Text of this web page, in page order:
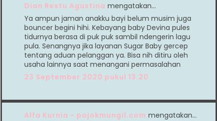
Dian Restu Agustina mengatakan…
Ya ampun jaman anakku bayi belum musim juga
bouncer begini hihi. Kebayang baby Devina pules
tidurnya berasa di puk puk sambil ndengerin lagu
pula. Senangnya jika layanan Sugar Baby gercep
tentang aduan pelanggan ya. Bisa nih ditiru oleh
usaha lainnya saat menangani permasalahan
23 September 2020 pukul 13.20
Alfa Kurnia - pojokmungil.com mengatakan…